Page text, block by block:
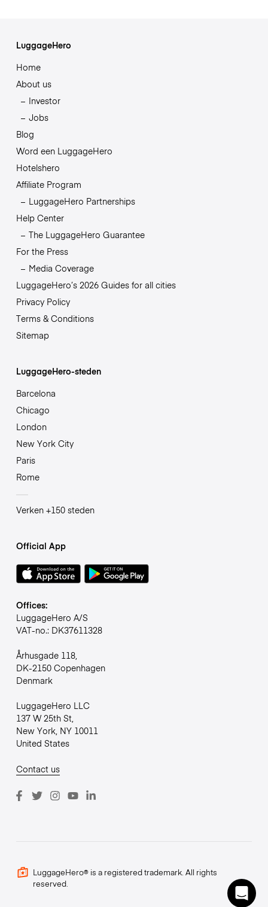
LuggageHero
Home
About us
Investor
Jobs
Blog
Word een LuggageHero
Hotelshero
Affiliate Program
LuggageHero Partnerships
Help Center
The LuggageHero Guarantee
For the Press
Media Coverage
LuggageHero’s 2026 Guides for all cities
Privacy Policy
Terms & Conditions
Sitemap
LuggageHero-steden
Barcelona
Chicago
London
New York City
Paris
Rome
Verken +150 steden
Official App
Offices:
LuggageHero A/S
VAT-no.: DK37611328
Århusgade 118,
DK-2150 Copenhagen
Denmark
LuggageHero LLC
137 W 25th St,
New York, NY 10011
United States
Contact us
LuggageHero® is a registered trademark. All rights
reserved.